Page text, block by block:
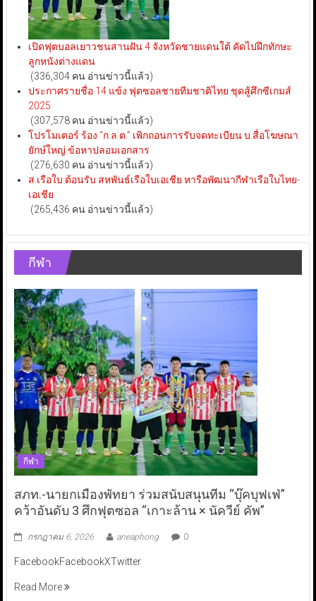
เปิดฟุตบอลเยาวชนสานฝัน 4 จังหวัดชายแดนใต้ คัดไปฝึกทักษะ
ลูกหนังต่างแดน
(336,304 คน อ่านข่าวนี้แล้ว)
ประกาศรายชื่อ 14 แข้ง ฟุตซอลชายทีมชาติไทย ชุดสู้ศึกซีเกมส์
2025
(307,578 คน อ่านข่าวนี้แล้ว)
โปรโมเตอร์ ร้อง “ก.ล.ต.” เพิกถอนการรับจดทะเบียน บ.สื่อโฆษณา
ยักษ์ใหญ่ ข้อหาปลอมเอกสาร
(276,630 คน อ่านข่าวนี้แล้ว)
ส.เรือใบ ต้อนรับ สหพันธ์เรือใบเอเชีย หารือพัฒนากีฬาเรือใบไทย-
เอเชีย
(265,436 คน อ่านข่าวนี้แล้ว)
กีฬา
กีฬา
สภท.-นายกเมืองพัทยา ร่วมสนับสนุนทีม “บุ๊คบุฟเฟ่”
คว้าอันดับ 3 ศึกฟุตซอล “เกาะล้าน × นัควีย์ คัพ”
กรกฎาคม 6, 2026 aneaphong 0
FacebookFacebookXTwitter
Read More